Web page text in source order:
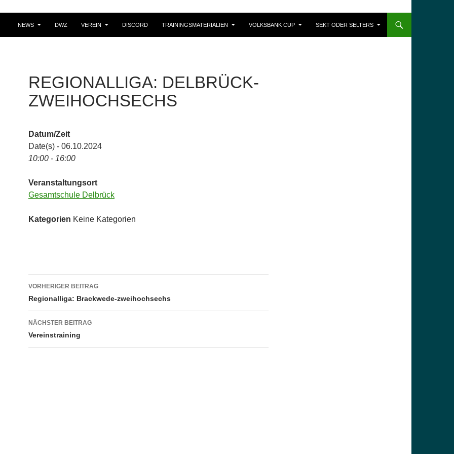
NEWS DWZ VEREIN DISCORD TRAININGSMATERIALIEN VOLKSBANK CUP SEKT ODER SELTERS
REGIONALLIGA: DELBRÜCK-
ZWEIHOCHSECHS
Datum/Zeit
Date(s) - 06.10.2024
10:00 - 16:00
Veranstaltungsort
Gesamtschule Delbrück
Kategorien Keine Kategorien
Beitragsnavigation
VORHERIGER BEITRAG
Regionalliga: Brackwede-zweihochsechs
NÄCHSTER BEITRAG
Vereinstraining